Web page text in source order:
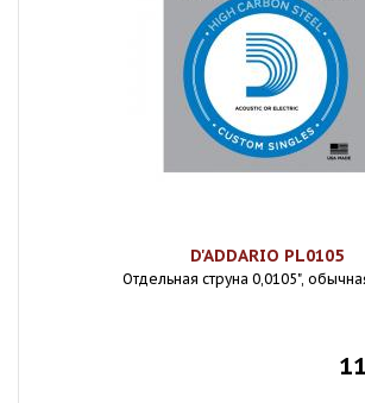
D'ADDARIO PL0105
Отдельная струна 0,0105",